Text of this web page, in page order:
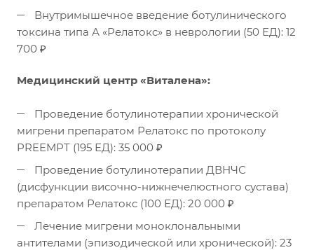
Внутримышечное введение ботулинического
токсина типа А «Релатокс» в неврологии (50 ЕД): 12
700 ₽
Медицинский центр «Виталена»:
Проведение ботулинотерапии хронической
мигрени препаратом Релатокс по протоколу
PREEMPT (195 ЕД): 35 000 ₽
Проведение ботулинотерапии ДВНЧС
(дисфункции височно-нижнечелюстного сустава)
препаратом Релатокс (100 ЕД): 20 000 ₽
Лечение мигрени моноклональными
антителами (эпизодической или хронической): 23